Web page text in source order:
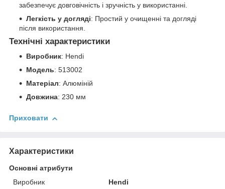
забезпечує довговічність і зручність у використанні.
Легкість у догляді: Простий у очищенні та догляді
після використання.
Технічні характеристики
Виробник: Hendi
Модель: 513002
Матеріал: Алюміній
Довжина: 230 мм
Приховати
Характеристики
Основні атрибути
Виробник
Hendi